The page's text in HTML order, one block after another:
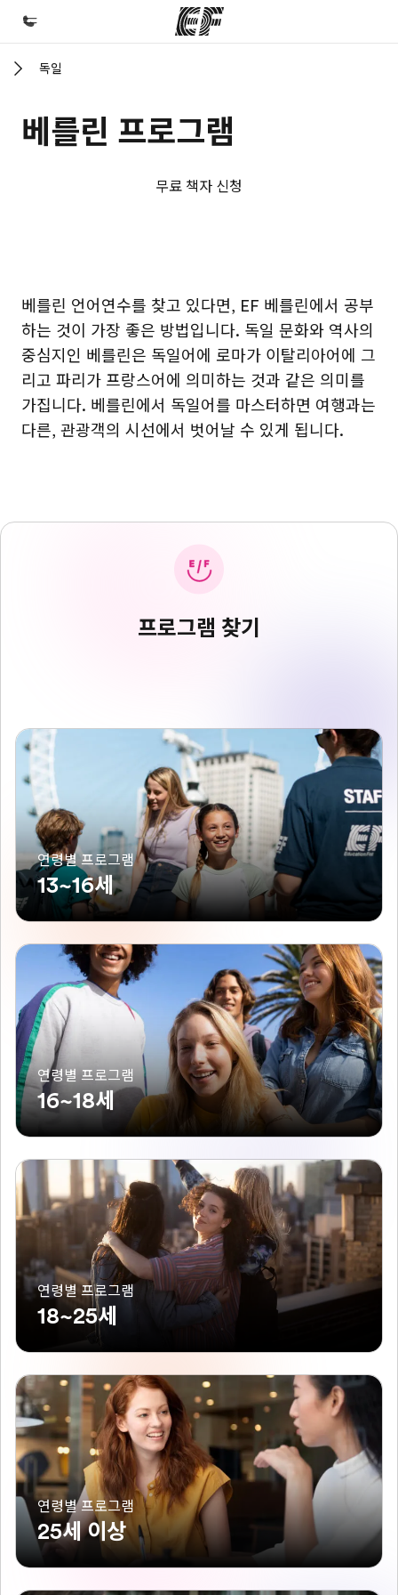
프로그램
사업 부문
채용
글로벌 인재 채용
독일
베를린 프로그램
무료 책자 신청
베를린 언어연수를 찾고 있다면, EF 베를린에서 공부
하는 것이 가장 좋은 방법입니다. 독일 문화와 역사의
중심지인 베를린은 독일어에 로마가 이탈리아어에 그
리고 파리가 프랑스어에 의미하는 것과 같은 의미를
가집니다. 베를린에서 독일어를 마스터하면 여행과는
다른, 관광객의 시선에서 벗어날 수 있게 됩니다.
프로그램 찾기
연령별 프로그램
13~16세
연령별 프로그램
16~18세
연령별 프로그램
18~25세
연령별 프로그램
25세 이상